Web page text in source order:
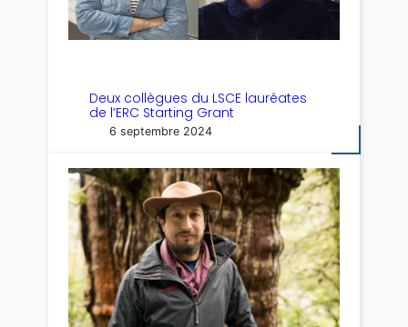
Deux collègues du LSCE lauréates
de l’ERC Starting Grant
6 septembre 2024